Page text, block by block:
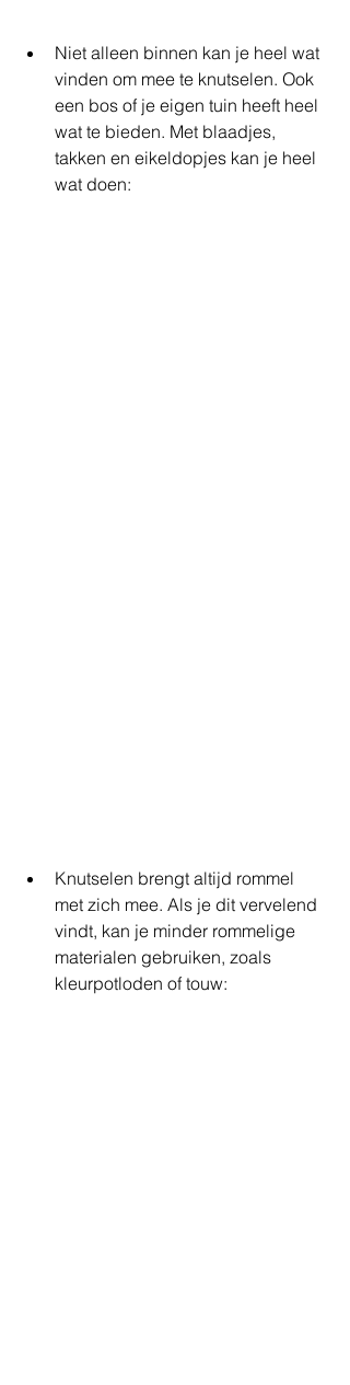
Niet alleen binnen kan je heel wat
vinden om mee te knutselen. Ook
een bos of je eigen tuin heeft heel
wat te bieden. Met blaadjes,
takken en eikeldopjes kan je heel
wat doen:
Knutselen brengt altijd rommel
met zich mee. Als je dit vervelend
vindt, kan je minder rommelige
materialen gebruiken, zoals
kleurpotloden of touw: